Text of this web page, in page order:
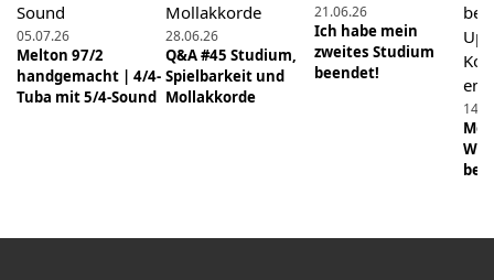
24.01.2019
Angst vor Tonsprüngen? So verbesserst du deine
Luftführung. Mit Übung als PDF.
05.07.26
Melton 97/2
handgemacht | 4/4-
Tuba mit 5/4-Sound
28.06.26
Q&A #45 Studium,
Spielbarkeit und
Mollakkorde
21.06.26
Ich habe mein
zweites Studium
beendet!